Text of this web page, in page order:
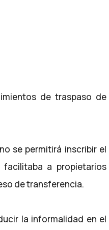
de traspaso de
se permitirá inscribir el
a propietarios
de transferencia.
la informalidad en el